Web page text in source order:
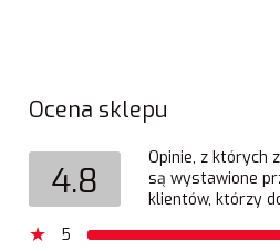
Ocena sklepu
4.8
Opinie, z których
są wystawione
klientów, którzy
5